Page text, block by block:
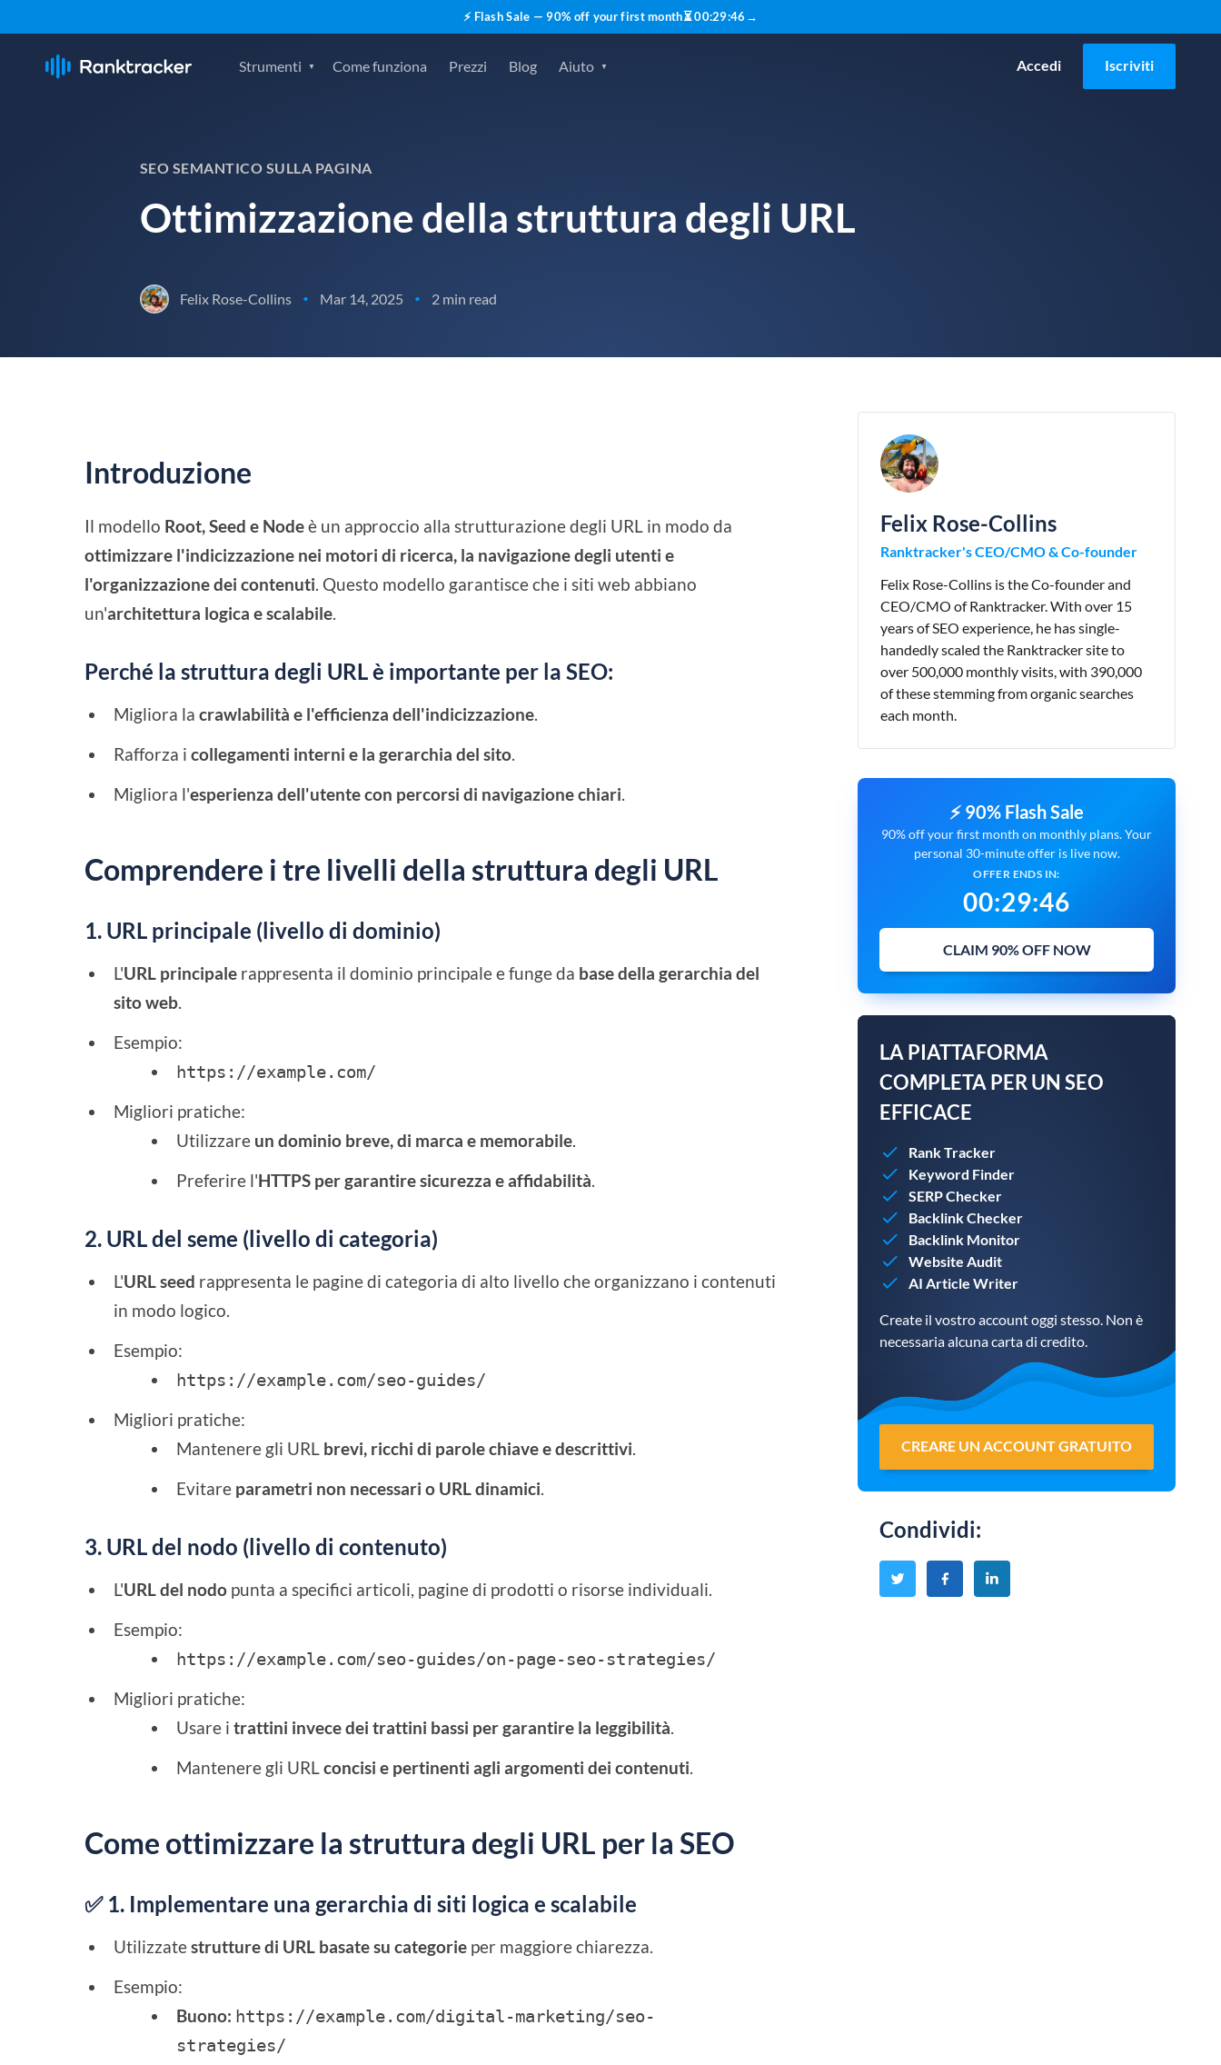
⚡ Flash Sale — 90% off your first month⏳00:29:45 →
Strumenti Come funziona Prezzi Blog Aiuto Accedi Iscriviti
SEO SEMANTICO SULLA PAGINA
Ottimizzazione della struttura degli URL
Felix Rose-Collins • Mar 14, 2025 • 2 min read
Introduzione
Il modello Root, Seed e Nodeè un approccio alla strutturazione degli URL in modo da
ottimizzare l'indicizzazione nei motori di ricerca, la navigazione degli utenti e
l'organizzazione dei contenuti. Questo modello garantisce che i siti web abbiano
un'architettura logica e scalabile.
Perché la struttura degli URL è importante per la SEO:
Migliora lacrawlabilità e l'efficienza dell'indicizzazione.
Rafforza icollegamenti interni e la gerarchia del sito.
Migliora l'esperienza dell'utente con percorsi di navigazione chiari.
Comprendere i tre livelli della struttura degli URL
1. URL principale (livello di dominio)
L'URL principale rappresenta il dominio principale e funge da base della gerarchia del
sito web.
Esempio:
https://example.com/
Migliori pratiche:
Utilizzare un dominio breve, di marca e memorabile.
Preferire l'HTTPS per garantire sicurezza e affidabilità.
2. URL del seme (livello di categoria)
L'URL seed rappresenta le pagine di categoria di alto livello che organizzano i contenuti
in modo logico.
Esempio:
https://example.com/seo-guides/
Migliori pratiche:
Mantenere gli URL brevi, ricchi di parole chiave e descrittivi.
Evitare parametri non necessari o URL dinamici.
3. URL del nodo (livello di contenuto)
L'URL del nodo punta a specifici articoli, pagine di prodotti o risorse individuali.
Esempio:
https://example.com/seo-guides/on-page-seo-strategies/
Migliori pratiche:
Usare itrattini invece dei trattini bassi per garantire la leggibilità.
Mantenere gli URLconcisi e pertinenti agli argomenti dei contenuti.
Come ottimizzare la struttura degli URL per la SEO
✅ 1. Implementare una gerarchia di siti logica e scalabile
Utilizzatestrutture di URL basate su categorie per maggiore chiarezza.
Esempio:
Buono: https://example.com/digital-marketing/seo-
strategies/
Felix Rose-Collins
Ranktracker's CEO/CMO & Co-founder
Felix Rose-Collins is the Co-founder and
CEO/CMO of Ranktracker. With over 15
years of SEO experience, he has single-
handedly scaled the Ranktracker site to
over 500,000 monthly visits, with 390,000
of these stemming from organic searches
each month.
⚡ 90% Flash Sale
90% off your first month on monthly plans. Your
personal 30-minute offer is live now.
OFFER ENDS IN:
00:29:45
CLAIM 90% OFF NOW
LA PIATTAFORMA
COMPLETA PER UN SEO
EFFICACE
Rank Tracker
Keyword Finder
SERP Checker
Backlink Checker
Backlink Monitor
Website Audit
AI Article Writer
Create il vostro account oggi stesso. Non è
necessaria alcuna carta di credito.
CREARE UN ACCOUNT GRATUITO
Condividi: